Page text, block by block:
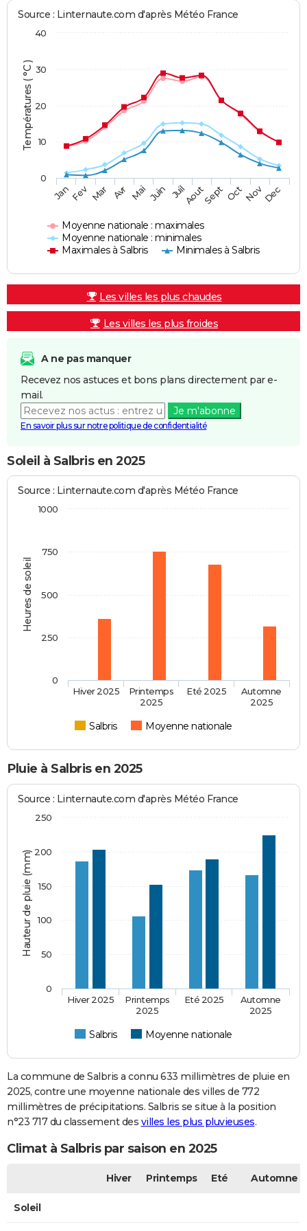
Températures ( °C )
Source : Linternaute.com d'après Météo France
Moyenne nationale : maximales
Moyenne nationale : minimales
Maximales à Salbris
Minimales à Salbris
JanFev Mar Avr Mai Juin JuilAoutSept OctNovDec
0
10
20
30
40
Les villes les plus chaudes
Les villes les plus froides
A ne pas manquer
Recevez nos astuces et bons plans directement par e-
mail.
Je m'abonne
En savoir plus sur notre politique de confidentialité
Soleil à Salbris en 2025
Heures de soleil
Source : Linternaute.com d'après Météo France
Salbris Moyenne nationale
Hiver 2025
Printemps
2025
Eté 2025
Automne
2025
0
250
500
750
1000
Pluie à Salbris en 2025
Hauteur de pluie (mm)
Source : Linternaute.com d'après Météo France
Salbris Moyenne nationale
Hiver 2025
Printemps
2025
Eté 2025
Automne
2025
0
50
100
150
200
250
La commune de Salbris a connu 633 millimètres de pluie en
2025, contre une moyenne nationale des villes de 772
millimètres de précipitations. Salbris se situe à la position
n°23 717 du classement des villes les plus pluvieuses.
Climat à Salbris par saison en 2025
Hiver Printemps Eté Automne
Soleil